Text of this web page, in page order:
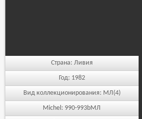
Страна: Ливия
Год: 1982
Вид коллекционирования: МЛ(4)
Michel: 990-993bМЛ